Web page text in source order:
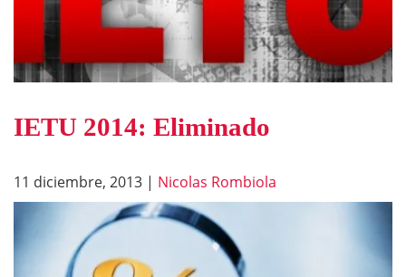
IETU 2014: Eliminado
11 diciembre, 2013 | Nicolas Rombiola